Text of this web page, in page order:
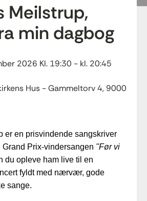
Meilstrup,
min dagbog
2026 Kl. 19:30 - kl. 20:45
Hus - Gammeltorv 4, 9000
er en prisvindende sangskriver
Grand Prix-vindersangen "Før vi
du opleve ham live til en
fyldt med nærvær, gode
sange.